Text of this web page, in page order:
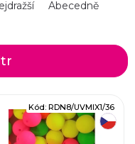
Abecedně
Kód: RDN8/UVMIX1/36